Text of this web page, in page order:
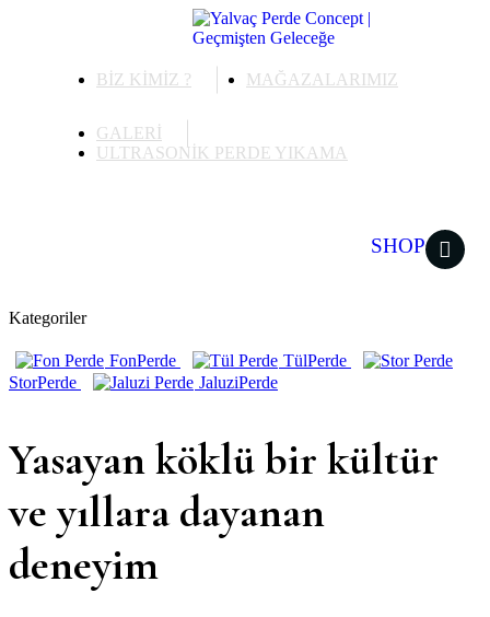
BİZ KİMİZ ? MAĞAZALARIMIZ
GALERİ
ULTRASONİK PERDE YIKAMA
SHOP
Kategoriler
FonPerde TülPerde
StorPerde JaluziPerde
Yasayan köklü bir kültür
ve yıllara dayanan
deneyim